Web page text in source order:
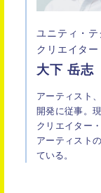
ユニティ・
クリエイタ
大下 岳志
アーティスト
開発に従事。
クリエイター
アーティスト
ている。